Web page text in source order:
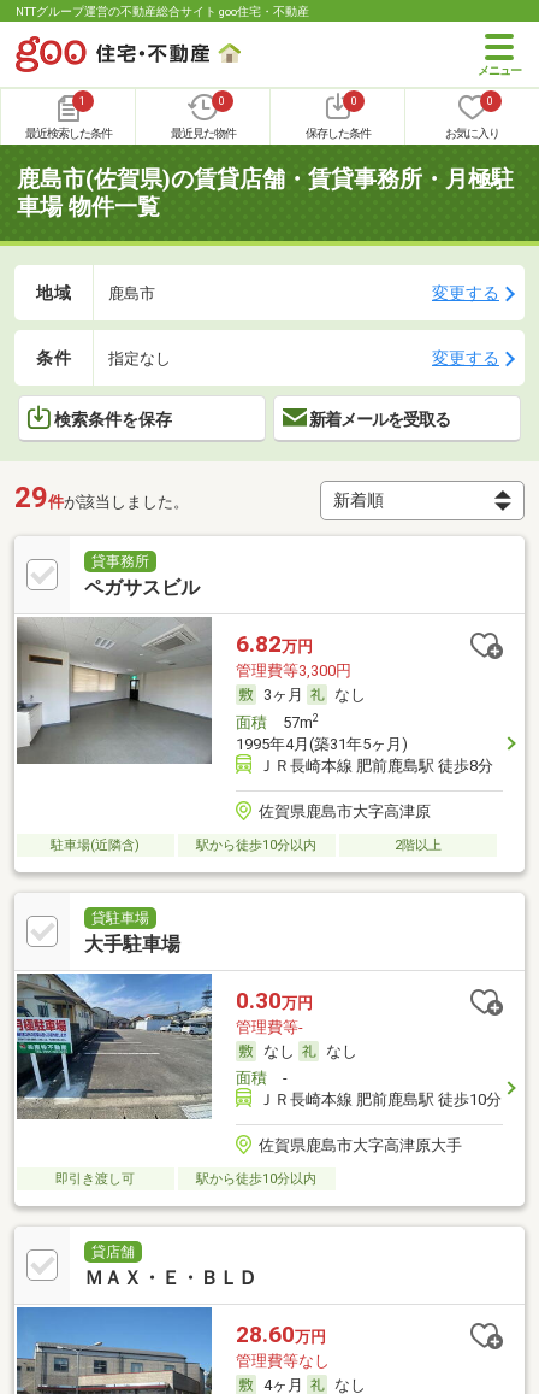
NTTグループ運営の不動産総合サイト goo住宅・不動産
1
最近検索した条件
0
最近見た物件
0
保存した条件
0
お気に入り
鹿島市(佐賀県)の賃貸店舗・賃貸事務所・月極駐
車場 物件一覧
地域 鹿島市 変更する
条件 指定なし 変更する
検索条件を保存 新着メールを受取る
29件が該当しました。
貸事務所
ペガサスビル
6.82万円
管理費等3,300円
3ヶ月
なし
面積57m2
1995年4月(築31年5ヶ月)
ＪＲ長崎本線 肥前鹿島駅 徒歩8分
佐賀県鹿島市大字高津原
駐車場(近隣含) 駅から徒歩10分以内 2階以上
貸駐車場
大手駐車場
0.30万円
管理費等-
なし
なし
面積-
ＪＲ長崎本線 肥前鹿島駅 徒歩10分
佐賀県鹿島市大字高津原大手
即引き渡し可 駅から徒歩10分以内
貸店舗
ＭＡＸ・Ｅ・ＢＬＤ
28.60万円
管理費等なし
4ヶ月
なし